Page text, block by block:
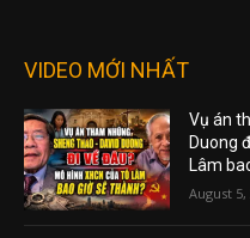
VIDEO MỚI NHẤT
Vụ án
Duong
Lâm
August 5,